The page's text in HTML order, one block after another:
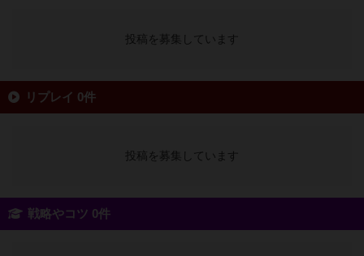
投稿を募集しています
リプレイ 0件
投稿を募集しています
戦略やコツ 0件